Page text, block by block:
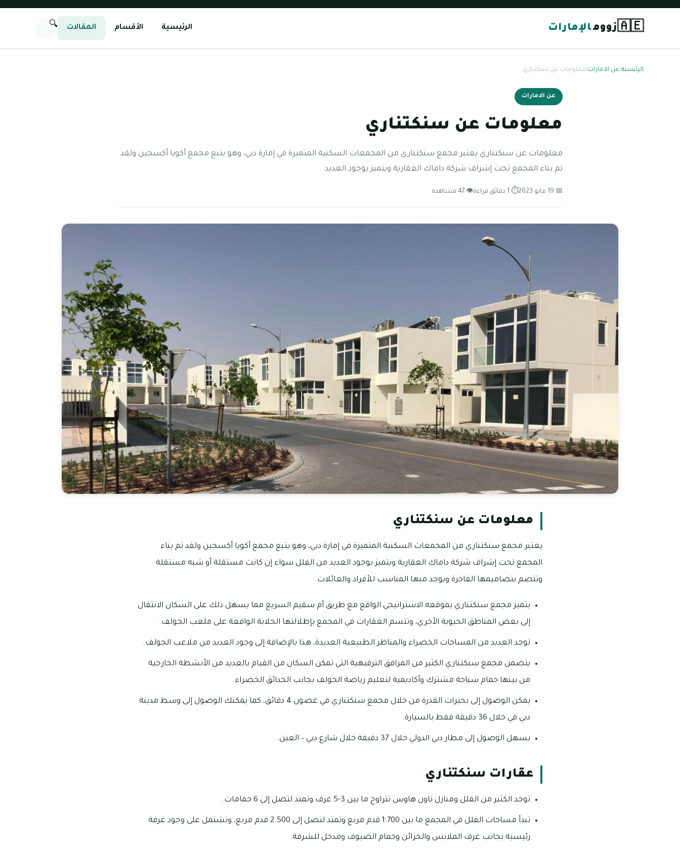
🇦🇪زوومالإمارات الرئيسية الأقسام المقالات 🔍
الرئيسية/عن الامارات/معلومات عن سنكتناري
عن الامارات
معلومات عن سنكتناري
معلومات عن سنكتناري يعتبر مجمع سنكتناري من المجمعات السكنية المتميزة في إمارة دبي، وهو يتبع مجمع أكويا أكسجين ولقد
تم بناء المجمع تحت إشراف شركة داماك العقارية ويتميز بوجود العديد
📅 19 مايو 2023 ⏱ 1 دقائق قراءة 👁 47 مشاهدة
معلومات عن سنكتناري
يعتبر مجمع سنكتناري من المجمعات السكنية المتميزة في إمارة دبي، وهو يتبع مجمع أكويا أكسجين ولقد تم بناء
المجمع تحت إشراف شركة داماك العقارية ويتميز بوجود العديد من الفلل سواء إن كانت مستقلة أو شبه مستقلة
وتتصم بتصاميمها الفاخرة ويوجد منها المناسب للأفراد والعائلات.
يتميز مجمع سنكتناري بموقعه الاستراتيجي الواقع مع طريق أم سقيم السريع مما يسهل ذلك على السكان الانتقال
إلى بعض المناطق الحيوية الأخري، وتتسم العقارات في المجمع بإطلالتها الخلابة الواقعة على ملعب الجولف.
توجد العديد من المساحات الخضراء والمناظر الطبيعية العديدة، هذا بالإضافة إلى وجود العديد من ملاعب الجولف.
يتضمن مجمع سنكتناري الكثير من المرافق الترفيهية التي تمكن السكان من القيام بالعديد من الأنشطة الخارجية
من بينها حمام سباحة مشترك وأكاديمية لتعليم رياضة الجولف بجانب الحدائق الخضراء.
يمكن الوصول إلى بحيرات القدرة من خلال مجمع سنكتناري في غضون 4 دقائق، كما يمكنك الوصول إلى وسط مدينة
دبي في خلال 36 دقيقة فقط بالسيارة.
يسهل الوصول إلى مطار دبي الدولي خلال 37 دقيقة خلال شارع دبي – العين.
عقارات سنكتناري
توجد الكثير من الفلل ومنازل تاون هاوس تتراوح ما بين 3-5 غرف وتمتد لتصل إلى 6 حمامات.
تبدأ مساحات الفلل في المجمع ما بين 1.700 قدم مربع وتمتد لتصل إلى 2.500 قدم مربع، وتشتمل على وجود غرفة
رئيسية بجانب غرف الملابس والخزائن وحمام الضيوف ومدخل للشرفة.